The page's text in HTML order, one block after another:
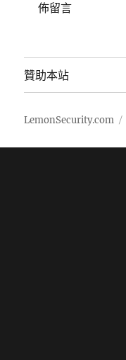
佈留言
贊助本站
LemonSecurity.com